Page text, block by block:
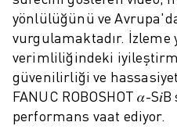
ÜRÜN KAYDI » FANUC PORTAL
VAKA ÇALIŞMALARI
ÇÖZÜMLER
ENDÜSTRILER
TÜM SEKTÖRLER
HAVACILIK
OTOMOTIV
yönlülüğünü ve
vurgulamaktadır. İzleme
verimliliğindeki
güvenilirliği ve
FANUC ROBOSHOT 𝛼-
performans vaat ediyor.